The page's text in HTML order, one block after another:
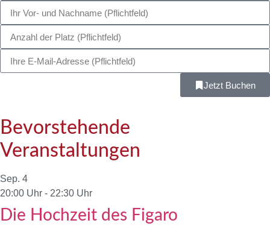
Jetzt Buchen
Bevorstehende
Veranstaltungen
Sep. 4
20:00 Uhr - 22:30 Uhr
Die Hochzeit des Figaro